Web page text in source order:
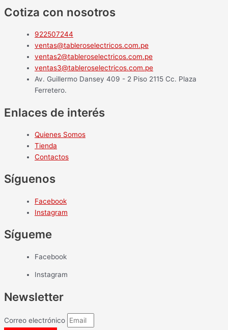
Cotiza con nosotros
922507244
ventas@tableroselectricos.com.pe
ventas2@tableroselectricos.com.pe
ventas3@tableroselectricos.com.pe
Av. Guillermo Dansey 409 - 2 Piso 2115 Cc. Plaza
Ferretero.
Enlaces de interés
Quienes Somos
Tienda
Contactos
Síguenos
Facebook
Instagram
Sígueme
Facebook
Instagram
Newsletter
Correo electrónico